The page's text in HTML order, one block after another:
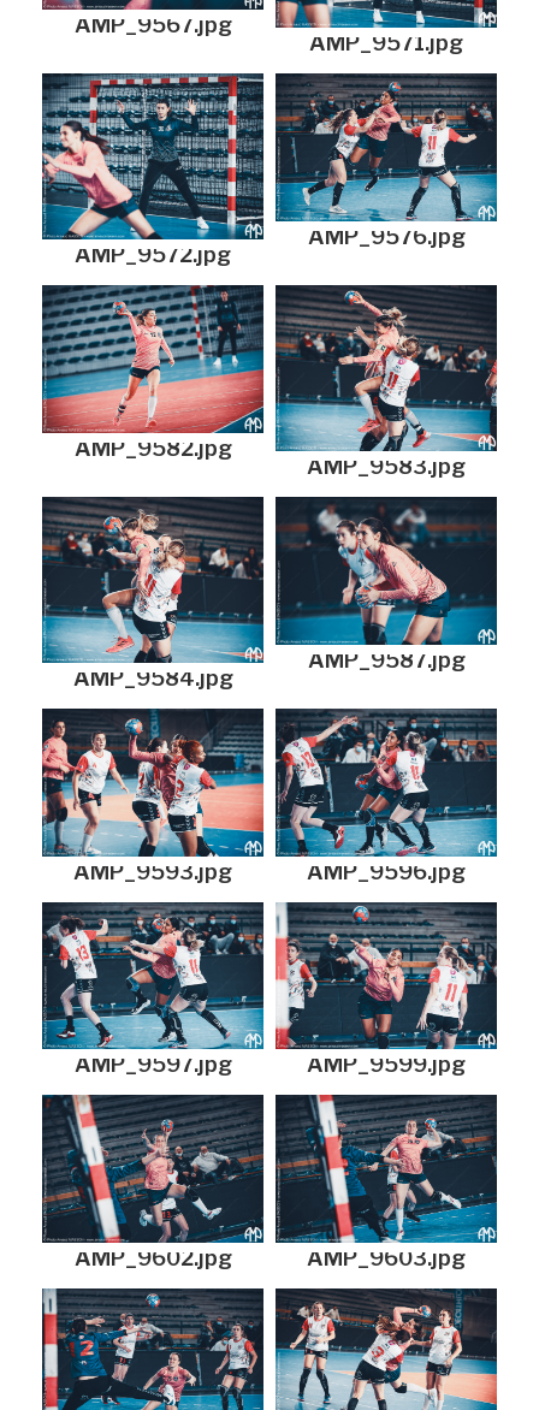
AMP_9567.jpg
AMP_9571.jpg
AMP_9572.jpg
AMP_9576.jpg
AMP_9582.jpg
AMP_9583.jpg
AMP_9584.jpg
AMP_9587.jpg
AMP_9593.jpg AMP_9596.jpg
AMP_9597.jpg AMP_9599.jpg
AMP_9602.jpg AMP_9603.jpg